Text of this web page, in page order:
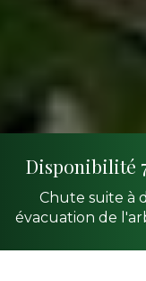
Disponibilité
Chute suite à
évacuation de